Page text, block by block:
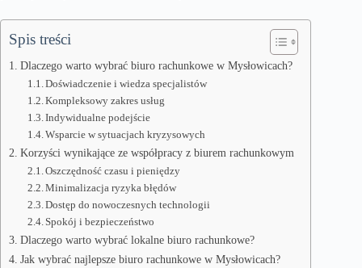
Spis treści
Dlaczego warto wybrać biuro rachunkowe w Mysłowicach?
Doświadczenie i wiedza specjalistów
Kompleksowy zakres usług
Indywidualne podejście
Wsparcie w sytuacjach kryzysowych
Korzyści wynikające ze współpracy z biurem rachunkowym
Oszczędność czasu i pieniędzy
Minimalizacja ryzyka błędów
Dostęp do nowoczesnych technologii
Spokój i bezpieczeństwo
Dlaczego warto wybrać lokalne biuro rachunkowe?
Jak wybrać najlepsze biuro rachunkowe w Mysłowicach?